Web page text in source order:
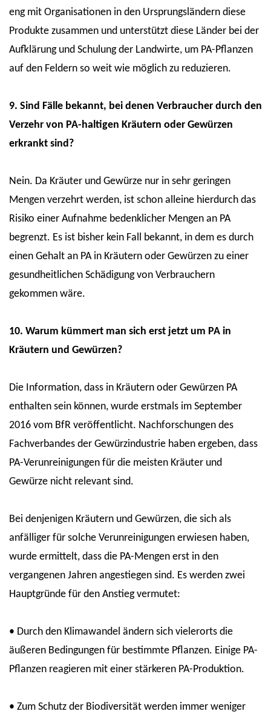
eng mit Organisationen in den Ursprungsländern diese
Produkte zusammen und unterstützt diese Länder bei der
Aufklärung und Schulung der Landwirte, um PA-Pflanzen
auf den Feldern so weit wie möglich zu reduzieren.
9. Sind Fälle bekannt, bei denen Verbraucher durch den
Verzehr von PA-haltigen Kräutern oder Gewürzen
erkrankt sind?
Nein. Da Kräuter und Gewürze nur in sehr geringen
Mengen verzehrt werden, ist schon alleine hierdurch das
Risiko einer Aufnahme bedenklicher Mengen an PA
begrenzt. Es ist bisher kein Fall bekannt, in dem es durch
einen Gehalt an PA in Kräutern oder Gewürzen zu einer
gesundheitlichen Schädigung von Verbrauchern
gekommen wäre.
10. Warum kümmert man sich erst jetzt um PA in
Kräutern und Gewürzen?
Die Information, dass in Kräutern oder Gewürzen PA
enthalten sein können, wurde erstmals im September
2016 vom BfR veröffentlicht. Nachforschungen des
Fachverbandes der Gewürzindustrie haben ergeben, dass
PA-Verunreinigungen für die meisten Kräuter und
Gewürze nicht relevant sind.
Bei denjenigen Kräutern und Gewürzen, die sich als
anfälliger für solche Verunreinigungen erwiesen haben,
wurde ermittelt, dass die PA-Mengen erst in den
vergangenen Jahren angestiegen sind. Es werden zwei
Hauptgründe für den Anstieg vermutet:
• Durch den Klimawandel ändern sich vielerorts die
äußeren Bedingungen für bestimmte Pflanzen. Einige PA-
Pflanzen reagieren mit einer stärkeren PA-Produktion.
• Zum Schutz der Biodiversität werden immer weniger